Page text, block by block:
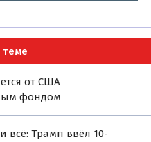
от США
фондом
всё: Трамп ввёл 10-